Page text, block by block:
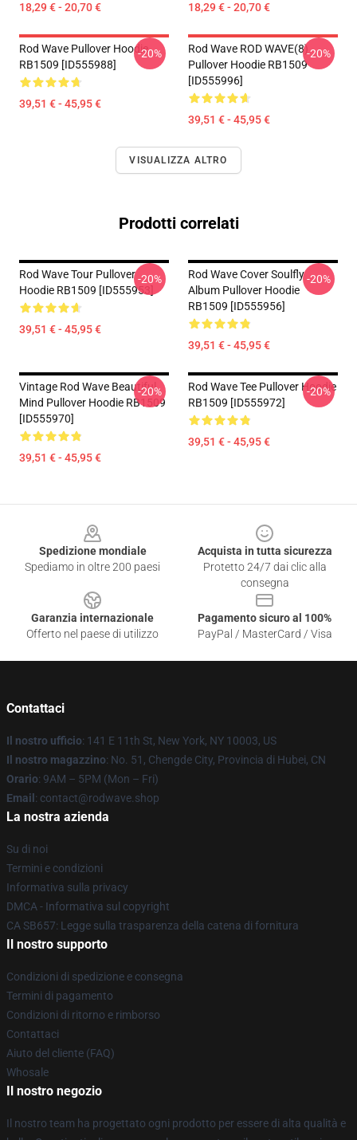
18,29 € - 20,70 € 18,29 € - 20,70 €
Rod Wave Pullover Hoodie
RB1509 [ID555988]
39,51 € - 45,95 €
-20%
Rod Wave ROD WAVE(8)
Pullover Hoodie RB1509
[ID555996]
39,51 € - 45,95 €
-20%
VISUALIZZA ALTRO
Prodotti correlati
Rod Wave Tour Pullover
Hoodie RB1509 [ID555953]
39,51 € - 45,95 €
-20%
Rod Wave Cover Soulfly
Album Pullover Hoodie
RB1509 [ID555956]
39,51 € - 45,95 €
-20%
Vintage Rod Wave Beautiful
Mind Pullover Hoodie RB1509
[ID555970]
39,51 € - 45,95 €
-20%
Rod Wave Tee Pullover Hoodie
RB1509 [ID555972]
39,51 € - 45,95 €
-20%
Spedizione mondiale
Spediamo in oltre 200 paesi
Acquista in tutta sicurezza
Protetto 24/7 dai clic alla
consegna
Garanzia internazionale
Offerto nel paese di utilizzo
Pagamento sicuro al 100%
PayPal / MasterCard / Visa
Contattaci
Il nostro ufficio: 141 E 11th St, New York, NY 10003, US
Il nostro magazzino: No. 51, Chengde City, Provincia di Hubei, CN
Orario: 9AM – 5PM (Mon – Fri)
Email : contact@rodwave.shop
La nostra azienda
Su di noi
Termini e condizioni
Informativa sulla privacy
DMCA - Informativa sul copyright
CA SB657: Legge sulla trasparenza della catena di fornitura
Il nostro supporto
Condizioni di spedizione e consegna
Termini di pagamento
Condizioni di ritorno e rimborso
Contattaci
Aiuto del cliente (FAQ)
Whosale
Il nostro negozio
Il nostro team ha progettato ogni prodotto per essere di alta qualità e